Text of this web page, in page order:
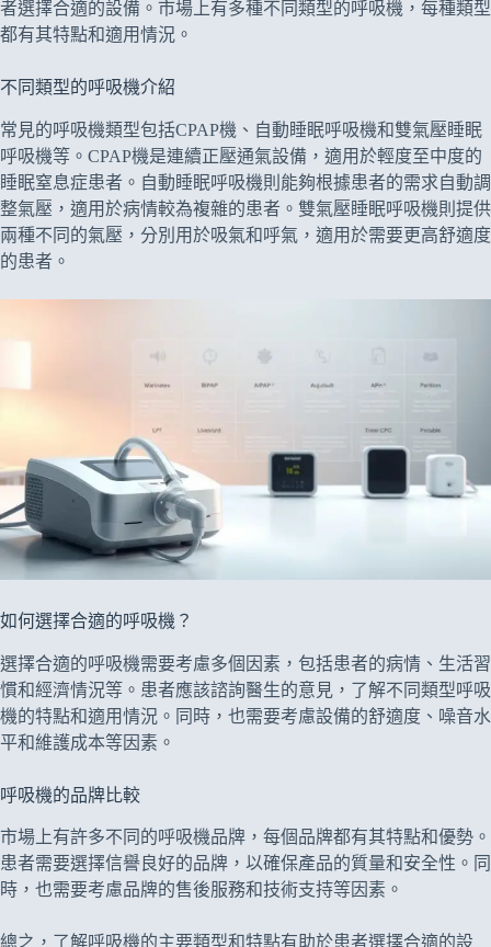
者選擇合適的設備。市場上有多種不同類型的呼吸機，每種類型
都有其特點和適用情況。
不同類型的呼吸機介紹
常見的呼吸機類型包括CPAP機、自動睡眠呼吸機和雙氣壓睡眠
呼吸機等。CPAP機是連續正壓通氣設備，適用於輕度至中度的
睡眠窒息症患者。自動睡眠呼吸機則能夠根據患者的需求自動調
整氣壓，適用於病情較為複雜的患者。雙氣壓睡眠呼吸機則提供
兩種不同的氣壓，分別用於吸氣和呼氣，適用於需要更高舒適度
的患者。
如何選擇合適的呼吸機？
選擇合適的呼吸機需要考慮多個因素，包括患者的病情、生活習
慣和經濟情況等。患者應該諮詢醫生的意見，了解不同類型呼吸
機的特點和適用情況。同時，也需要考慮設備的舒適度、噪音水
平和維護成本等因素。
呼吸機的品牌比較
市場上有許多不同的呼吸機品牌，每個品牌都有其特點和優勢。
患者需要選擇信譽良好的品牌，以確保產品的質量和安全性。同
時，也需要考慮品牌的售後服務和技術支持等因素。
總之，了解呼吸機的主要類型和特點有助於患者選擇合適的設